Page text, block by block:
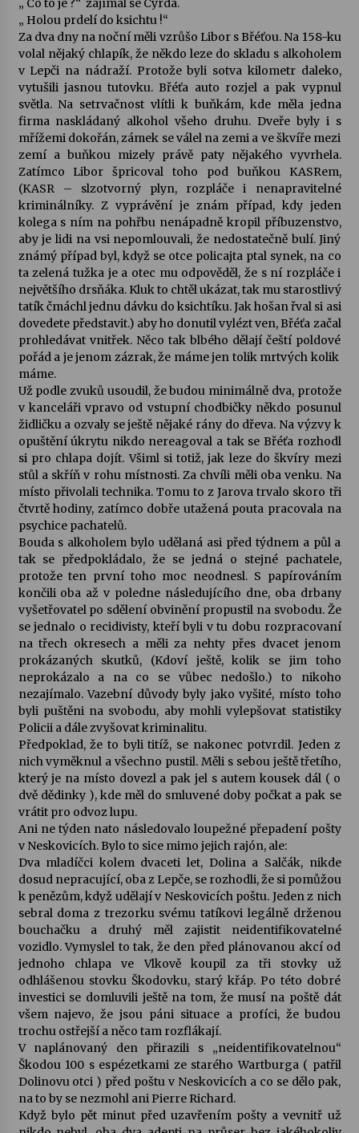
„ Co to je ?“ zajímal se Cyrda.
„ Holou prdelí do ksichtu !“
Za dva dny na noční měli vzrůšo Libor s Břéťou. Na 158-ku
volal nějaký chlapík, že někdo leze do skladu s alkoholem
v Lepči na nádraží. Protože byli sotva kilometr daleko,
vytušili jasnou tutovku. Břéťa auto rozjel a pak vypnul
světla. Na setrvačnost vlítli k buňkám, kde měla jedna
firma naskládaný alkohol všeho druhu. Dveře byly i s
mřížemi dokořán, zámek se válel na zemi a ve škvíře mezi
zemí a buňkou mizely právě paty nějakého vyvrhela.
Zatímco Libor špricoval toho pod buňkou KASRem,
(KASR – slzotvorný plyn, rozpláče i nenapravitelné
kriminálníky. Z vyprávění je znám případ, kdy jeden
kolega s ním na pohřbu nenápadně kropil příbuzenstvo,
aby je lidi na vsi nepomlouvali, že nedostatečně bulí. Jiný
známý případ byl, když se otce policajta ptal synek, na co
ta zelená tužka je a otec mu odpověděl, že s ní rozpláče i
největšího drsňáka. Kluk to chtěl ukázat, tak mu starostlivý
tatík čmáchl jednu dávku do ksichtíku. Jak hošan řval si asi
dovedete představit.) aby ho donutil vylézt ven, Břéťa začal
prohledávat vnitřek. Něco tak blbého dělají čeští poldové
pořád a je jenom zázrak, že máme jen tolik mrtvých kolik
máme.
Už podle zvuků usoudil, že budou minimálně dva, protože
v kanceláři vpravo od vstupní chodbičky někdo posunul
židličku a ozvaly se ještě nějaké rány do dřeva. Na výzvy k
opuštění úkrytu nikdo nereagoval a tak se Břéťa rozhodl
si pro chlapa dojít. Všiml si totiž, jak leze do škvíry mezi
stůl a skříň v rohu místnosti. Za chvíli měli oba venku. Na
místo přivolali technika. Tomu to z Jarova trvalo skoro tři
čtvrtě hodiny, zatímco dobře utažená pouta pracovala na
psychice pachatelů.
Bouda s alkoholem bylo udělaná asi před týdnem a půl a
tak se předpokládalo, že se jedná o stejné pachatele,
protože ten první toho moc neodnesl. S papírováním
končili oba až v poledne následujícího dne, oba drbany
vyšetřovatel po sdělení obvinění propustil na svobodu. Že
se jednalo o recidivisty, kteří byli v tu dobu rozpracovaní
na třech okresech a měli za nehty přes dvacet jenom
prokázaných skutků, (Kdoví ještě, kolik se jim toho
neprokázalo a na co se vůbec nedošlo.) to nikoho
nezajímalo. Vazební důvody byly jako vyšité, místo toho
byli puštěni na svobodu, aby mohli vylepšovat statistiky
Policii a dále zvyšovat kriminalitu.
Předpoklad, že to byli titíž, se nakonec potvrdil. Jeden z
nich vyměknul a všechno pustil. Měli s sebou ještě třetího,
který je na místo dovezl a pak jel s autem kousek dál ( o
dvě dědinky ), kde měl do smluvené doby počkat a pak se
vrátit pro odvoz lupu.
Ani ne týden nato následovalo loupežné přepadení pošty
v Neskovicích. Bylo to sice mimo jejich rajón, ale:
Dva mladíčci kolem dvaceti let, Dolina a Salčák, nikde
dosud nepracující, oba z Lepče, se rozhodli, že si pomůžou
k penězům, když udělají v Neskovicích poštu. Jeden z nich
sebral doma z trezorku svému tatíkovi legálně drženou
bouchačku a druhý měl zajistit neidentifikovatelné
vozidlo. Vymyslel to tak, že den před plánovanou akcí od
jednoho chlapa ve Vlkově koupil za tři stovky už
odhlášenou stovku Škodovku, starý křáp. Po této dobré
investici se domluvili ještě na tom, že musí na poště dát
všem najevo, že jsou páni situace a profíci, že budou
trochu ostřejší a něco tam rozflákají.
V naplánovaný den přirazili s „neidentifikovatelnou“
Škodou 100 s espézetkami ze starého Wartburga ( patřil
Dolinovu otci ) před poštu v Neskovicích a co se dělo pak,
na to by se nezmohl ani Pierre Richard.
Když bylo pět minut před uzavřením pošty a vevnitř už